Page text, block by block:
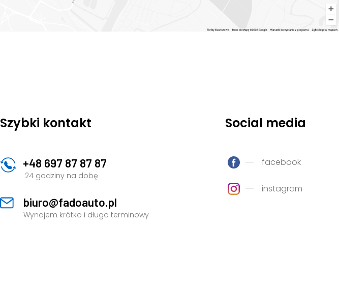
Szybki kontakt
+48 697 87 87 87
24 godziny na dobę
biuro@fadoauto.pl
Wynajem krótko i długo terminowy
Social media
facebook
instagram